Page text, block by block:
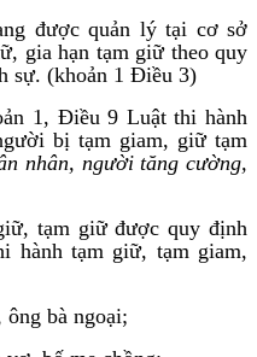
được quản lý tại cơ sở
gia hạn tạm giữ theo quy
sự. (khoản 1 Điều 3)
1, Điều 9 Luật thi hành
bị tạm giam, giữ tạm
nhân, người tăng cường,
tạm giữ được quy định
hành tạm giữ, tạm giam,
bà ngoại;